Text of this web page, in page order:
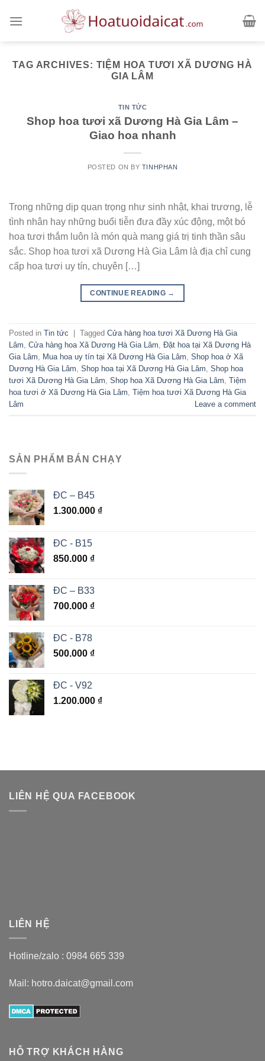
TAG ARCHIVES: TIỆM HOA TƯƠI XÃ DƯƠNG HÀ
GIA LÂM
TIN TỨC
Shop hoa tươi xã Dương Hà Gia Lâm –
Giao hoa nhanh
POSTED ON BY TINHPHAN
Trong những dịp quan trọng như sinh nhật, khai trương, lễ
tình nhân hay những buổi tiễn đưa đầy xúc động, một bó
hoa tươi thắm luôn là món quà mang giá trị tinh thần sâu
sắc. Shop hoa tươi xã Dương Hà Gia Lâm là địa chỉ cung
cấp hoa tươi uy tín, chuyên […]
CONTINUE READING →
Posted in Tin tức Tagged Cửa hàng hoa tươi Xã Dương Hà Gia
Lâm Cửa hàng hoa Xã Dương Hà Gia Lâm Đặt hoa tại Xã Dương Hà
Gia Lâm
Mua hoa uy tín tại Xã Dương Hà Gia Lâm Shop hoa ở Xã
Dương Hà Gia Lâm Shop hoa tại Xã Dương Hà Gia Lâm Shop hoa
tươi Xã Dương Hà Gia Lâm Shop hoa Xã Dương Hà Gia Lâm Tiệm
hoa tươi ở Xã Dương Hà Gia Lâm Tiệm hoa tươi Xã Dương Hà Gia
Lâm
Leave a comment
SẢN PHẨM BÁN CHẠY
ĐC – B45
1.300.000 ₫
ĐC - B15
850.000 ₫
ĐC – B33
700.000 ₫
ĐC - B78
500.000 ₫
ĐC - V92
1.200.000 ₫
LIÊN HỆ QUA FACEBOOK
LIÊN HỆ
Hotline/zalo : 0984 665 339
Mail: hotro.daicat@gmail.com
HỖ TRỢ KHÁCH HÀNG